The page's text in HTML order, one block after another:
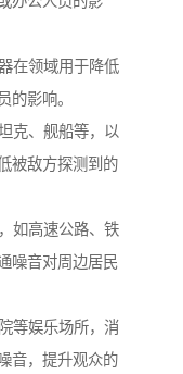
在领域用于降低
的影响。
克、舰船等，以
被敌方探测到的
如高速公路、铁
噪音对周边居民
等娱乐场所，消
音，提升观众的